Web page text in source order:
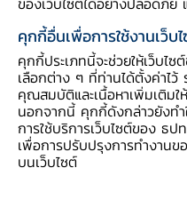
ผิดชอบและเป็นธรรม
1 ม.ค. 67) ผ่านการยกระดั
ตลอดวงจรหนี้นอกจากนี้ จ
เหลือลูกหนี้เรื้อรัง
67) ซึ่งก็คือกลุ่มที่ยังจ่ายห
เพื่อให้ลูกหนี้กลุ่มนี้สามาร
ระยะข้างหน้าจะมีมาตรกา
คุกกี้อื่นเพื่อการใช้งานเว็บ
คุกกี้ประเภทนี้จะช่วยให้เว็บไ
เลือกต่าง ๆ ที่ท่านได้ตั้งค่าไว้
คุณสมบัติและเนื้อหาเพิ่มเติม
นอกจากนี้ คุกกี้ดังกล่าวยังท
การใช้บริการเว็บไซต์ของ ธป
เพื่อการปรับปรุงการทำงานข
บนเว็บไซต์